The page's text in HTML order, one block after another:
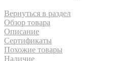
Вернуться в раздел
Обзор товара
Описание
Сертификаты
Похожие товары
Наличие